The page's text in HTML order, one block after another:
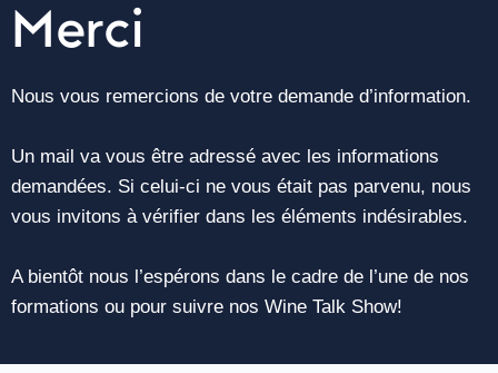
Merci
Nous vous remercions de votre demande d’information.
Un mail va vous être adressé avec les informations
demandées. Si celui-ci ne vous était pas parvenu, nous
vous invitons à vérifier dans les éléments indésirables.
A bientôt nous l’espérons dans le cadre de l’une de nos
formations ou pour suivre nos Wine Talk Show!